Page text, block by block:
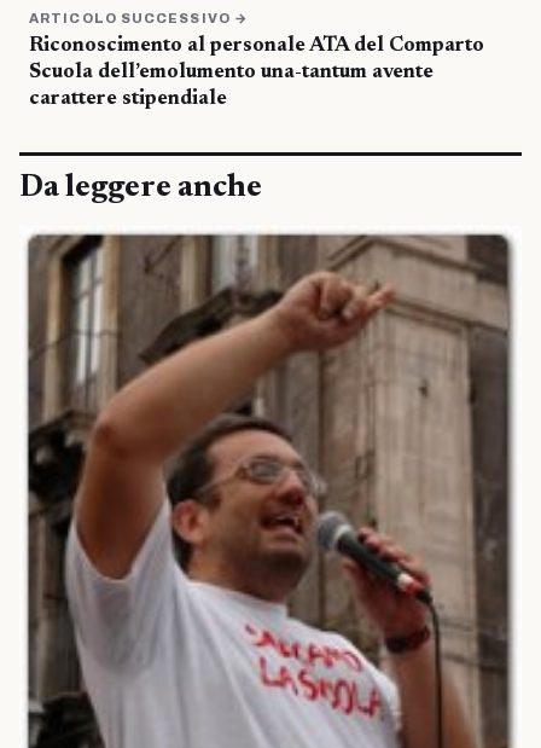
ARTICOLO SUCCESSIVO →
Riconoscimento al personale ATA del Comparto
Scuola dell’emolumento una-tantum avente
carattere stipendiale
Da leggere anche